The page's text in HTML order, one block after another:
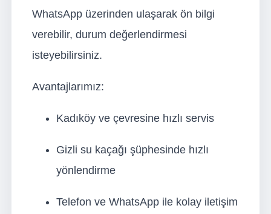
WhatsApp üzerinden ulaşarak ön bilgi
verebilir, durum değerlendirmesi
isteyebilirsiniz.
Avantajlarımız:
Kadıköy ve çevresine hızlı servis
Gizli su kaçağı şüphesinde hızlı
yönlendirme
Telefon ve WhatsApp ile kolay iletişim